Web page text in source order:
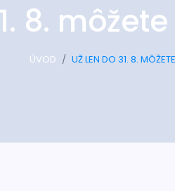
8.
ÚVOD UŽ LEN DO 31. 8.